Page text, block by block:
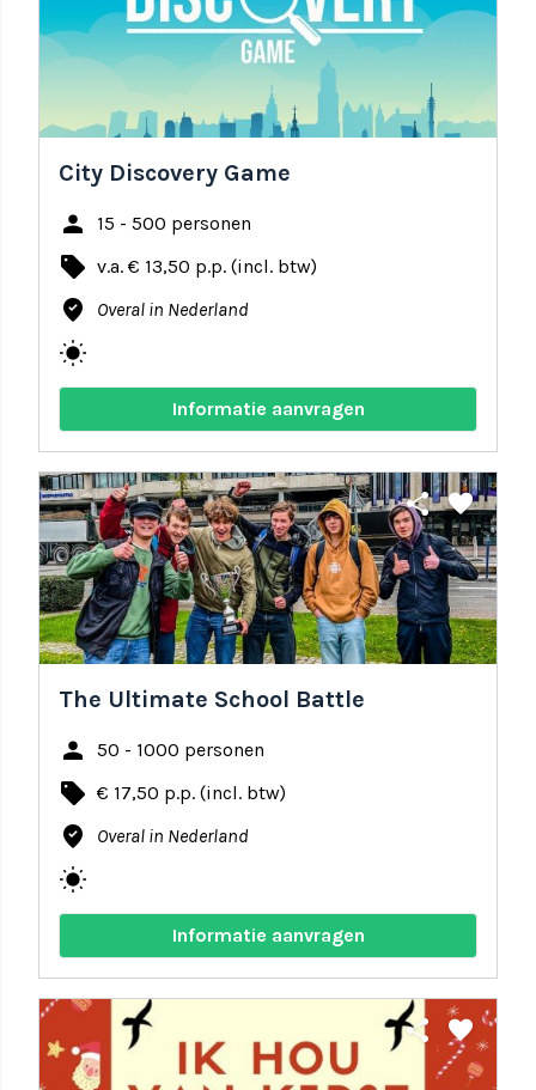
City Discovery Game
person 15 - 500 personen
local_offer v.a. € 13,50 p.p. (incl. btw)
where_to_vote Overal in Nederland
wb_sunny
Informatie aanvragen
share favorite
The Ultimate School Battle
person 50 - 1000 personen
local_offer € 17,50 p.p. (incl. btw)
where_to_vote Overal in Nederland
wb_sunny
Informatie aanvragen
share favorite